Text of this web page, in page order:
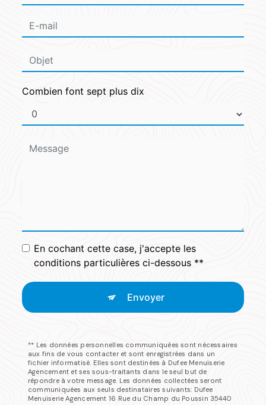
Combien font sept plus dix
En cochant cette case, j'accepte les
conditions particulières ci-dessous **
Envoyer
** Les données personnelles communiquées sont nécessaires
aux fins de vous contacter et sont enregistrées dans un
fichier informatisé. Elles sont destinées à Dufee Menuiserie
Agencement et ses sous-traitants dans le seul but de
répondre à votre message. Les données collectées seront
communiquées aux seuls destinataires suivants: Dufee
Menuiserie Agencement 16 Rue du Champ du Poussin 35440